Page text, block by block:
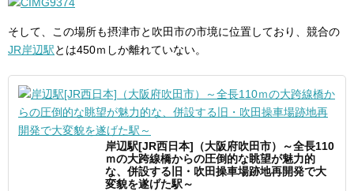
そして、この場所も摂津市と吹田市の市境に位置しており、競合の
JR岸辺駅とは450ｍしか離れていない。
岸辺駅[JR西日本]（大阪府吹田市）～全長110
ｍの大跨線橋からの圧倒的な眺望が魅力的
な、併設する旧・吹田操車場跡地再開発で大
変貌を遂げた駅～